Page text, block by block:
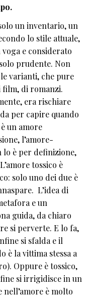
un inventario, un
lo stile attuale,
e considerato
prudente. Non
varianti, che pure
film, di romanzi.
era rischiare
per capire quando
un amore
l’amore-
lo è per definizione,
tossico è
solo uno dei due è
L’idea di
e un
guida, da chiaro
si perverte. E lo fa,
si sfalda e il
è la vittima stessa a
Oppure è tossico,
si irrigidisce in un
è molto